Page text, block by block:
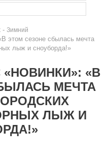
- Зимний
этом сезоне сбылась мечта
лыж и сноуборда!»
«В
МЕЧТА
ЛЫЖ И